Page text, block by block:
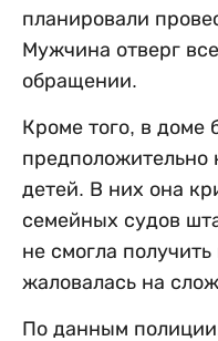
планировали
Мужчина отверг
обращении.
Кроме того, в доме
детей. В них она
семейных судов
не смогла
жаловалась на
По данным